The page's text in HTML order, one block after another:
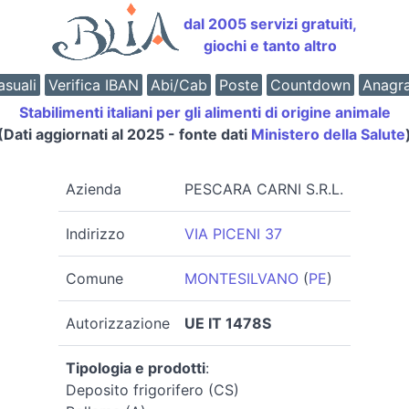
dal 2005 servizi gratuiti,
giochi e tanto altro
Verifica IBAN Abi/Cab Poste Countdown
Stabilimenti italiani per gli alimenti di origine animale
aggiornati al 2025 - fonte dati Ministero della Salute)
Azienda PESCARA CARNI S.R.L.
Indirizzo VIA PICENI 37
Comune MONTESILVANO (PE)
Autorizzazione UE IT 1478S
Tipologia e prodotti:
Deposito frigorifero (CS)